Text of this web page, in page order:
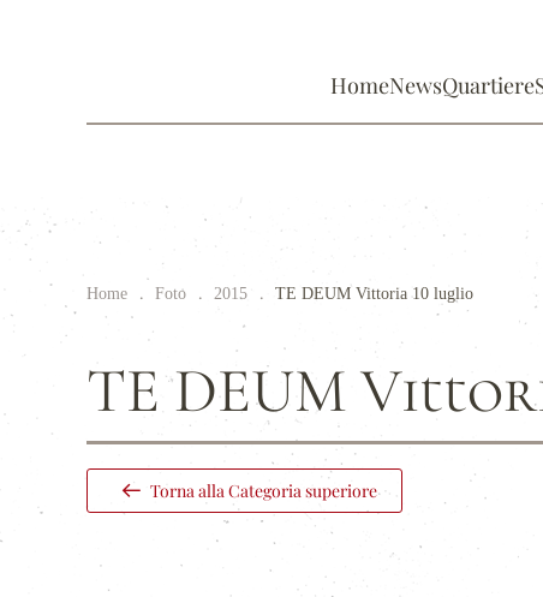
HomeNewsQuartiere
Home Foto 2015 TE DEUM Vittoria 10 luglio
TE DEUM
Torna alla Categoria superiore